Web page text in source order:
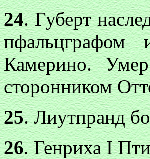
24. Губерт
Камерино.
сторонником
25. Лиутпранд
26. Генриха I